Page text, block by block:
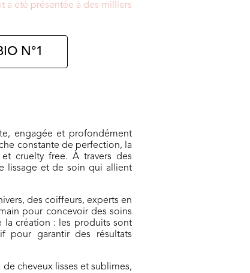
a été présentée à des milliers
N°1
engagée et profondément
constante de perfection, la
cruelty free. À travers des
lissage et de soin qui allient
des coiffeurs, experts en
pour concevoir des soins
la création : les produits sont
pour garantir des résultats
de cheveux lisses et sublimes,